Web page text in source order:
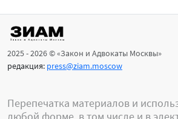
2025 - 2026 © «Закон и Адвокаты Москвы»
редакция: press@ziam.moscow
Перепечатка материалов и